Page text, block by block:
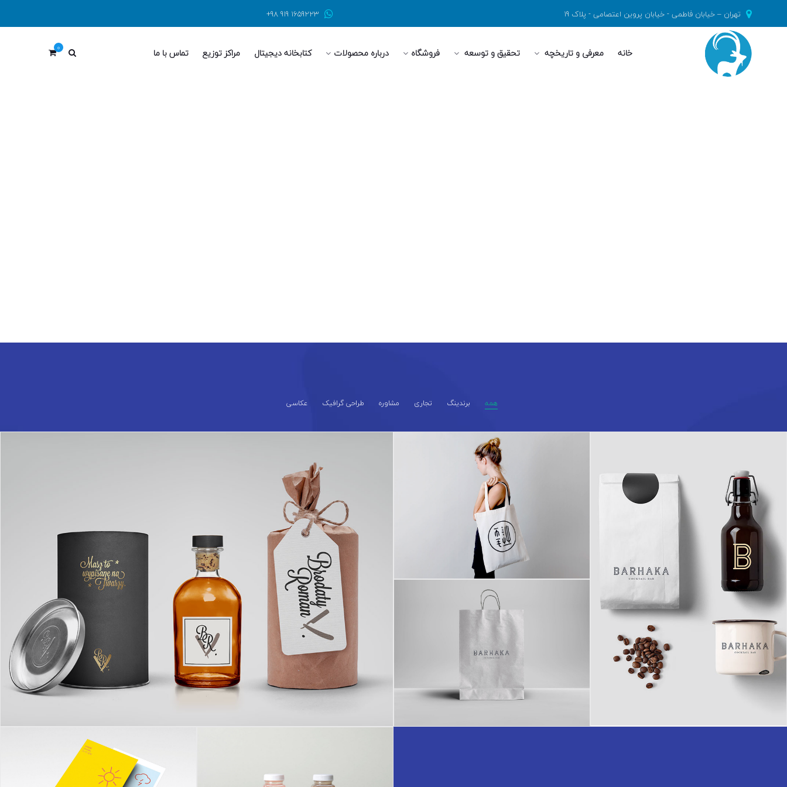
تهران – خیابان فاطمی - خیابان پروین اعتصامی - پلاک 19 1659223 919 98+
خانه معرفی و تاریخچه تحقیق و توسعه فروشگاه درباره محصولات كتابخانه ديجيتال مراکز توزیع تماس با ما 0
همه برندینگ تجاری مشاوره طراحی گرافیک عکاسی